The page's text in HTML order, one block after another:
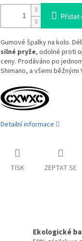
Přidat
Gumové špalky na kolo.
silné pryže, odolné proti
ceny. Prodáváno po
Shimano, a všemi
Detailní informace
TISK ZEPTAT SE
Ekologické